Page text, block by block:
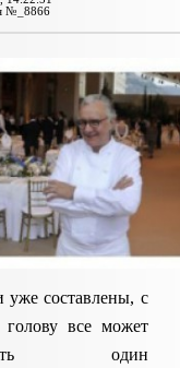
№_8866
уже составлены, с
все может
один